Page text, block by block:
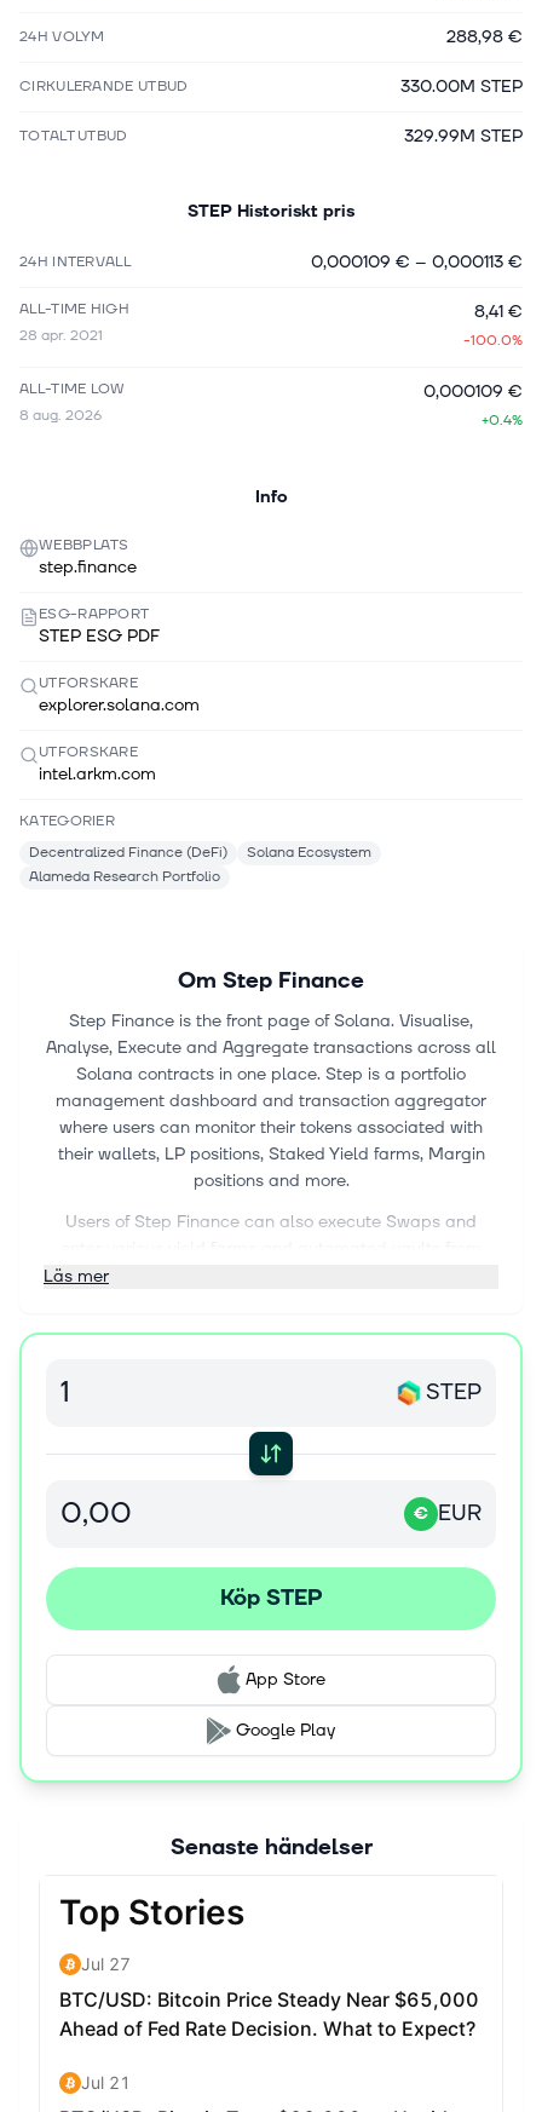
24H VOLYM 288,98 €
CIRKULERANDE UTBUD 330.00M STEP
TOTALT UTBUD 329.99M STEP
STEP Historiskt pris
24H INTERVALL 0,000109 € – 0,000113 €
ALL-TIME HIGH
28 apr. 2021
8,41 €
-100.0%
ALL-TIME LOW
8 aug. 2026
0,000109 €
+0.4%
Info
WEBBPLATS
step.finance
ESG-RAPPORT
STEP ESG PDF
UTFORSKARE
explorer.solana.com
UTFORSKARE
intel.arkm.com
KATEGORIER
Decentralized Finance (DeFi)
Solana Ecosystem
Alameda Research Portfolio
Om Step Finance
Step Finance is the front page of Solana. Visualise,
Analyse, Execute and Aggregate transactions across all
Solana contracts in one place. Step is a portfolio
management dashboard and transaction aggregator
where users can monitor their tokens associated with
their wallets, LP positions, Staked Yield farms, Margin
positions and more.
Users of Step Finance can also execute Swaps and
within Step with any fees on such value accrual services
Läs mer
STEP
€ EUR
Köp STEP
App Store
Google Play
Senaste händelser